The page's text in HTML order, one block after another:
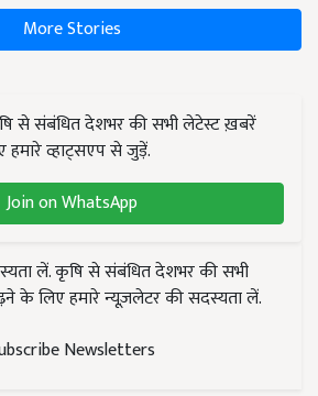
More Stories
से संबंधित देशभर की सभी लेटेस्ट ख़बरें
व्हाट्सएप से जुड़ें.
Join on WhatsApp
लें. कृषि से संबंधित देशभर की सभी
के लिए हमारे न्यूज़लेटर की सदस्यता लें.
Newsletters